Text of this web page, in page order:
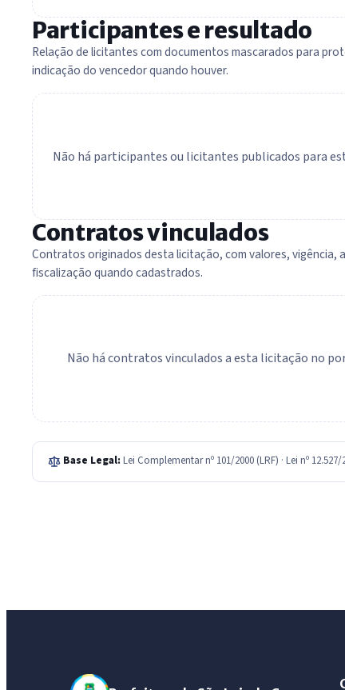
Participantes e resultado
Relação de licitantes com documentos mascarados para
indicação do vencedor quando houver.
Não há participantes ou licitantes publicados para
Contratos vinculados
Contratos originados desta licitação, com valores, vigência,
fiscalização quando cadastrados.
Não há contratos vinculados a esta licitação no
Base Legal: Lei Complementar nº 101/2000 (LRF) · Lei nº